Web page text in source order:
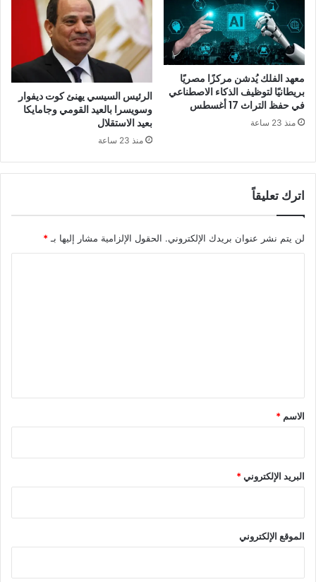
معهد الفلك يُدشن مركزًا مصريًا
بريطانيًا لتوظيف الذكاء الاصطناعي
في حفظ التراث 17 أغسطس
منذ 23 ساعة
الرئيس السيسي يهنئ كوت ديفوار
وسويسرا بالعيد القومي وجامايكا
بعيد الاستقلال
منذ 23 ساعة
اترك تعليقاً
لن يتم نشر عنوان بريدك الإلكتروني. الحقول الإلزامية مشار إليها بـ*
*
الاسم *
البريد الإلكتروني*
الموقع الإلكتروني